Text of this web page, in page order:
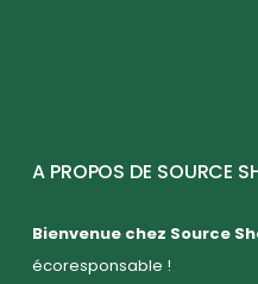
A PROPOS DE SOURCE
Bienvenue chez Source
écoresponsable !